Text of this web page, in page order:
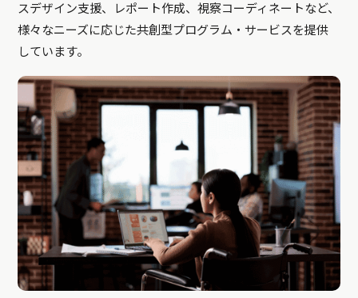
スデザイン支援、レポート作成、視察コーディネートなど、
様々なニーズに応じた共創型プログラム・サービスを提供
しています。